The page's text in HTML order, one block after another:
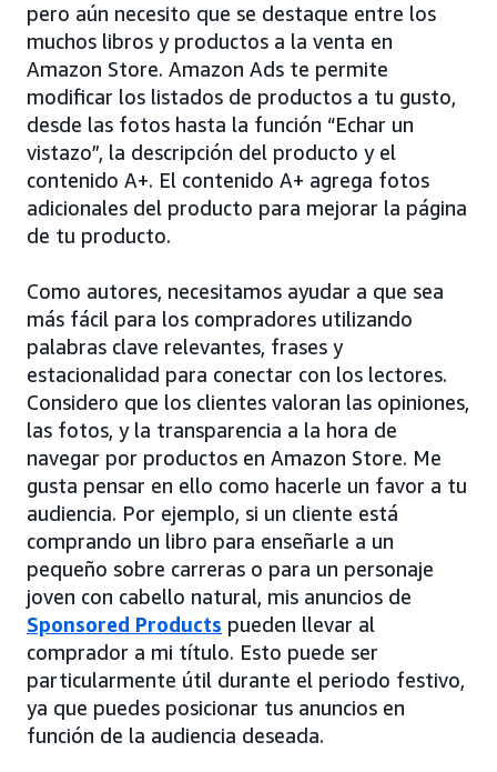
pero aún necesito que se destaque entre los
muchos libros y productos a la venta en
Amazon Store. Amazon Ads te permite
modificar los listados de productos a tu gusto,
desde las fotos hasta la función “Echar un
vistazo”, la descripción del producto y el
contenido A+. El contenido A+ agrega fotos
adicionales del producto para mejorar la página
de tu producto.
Como autores, necesitamos ayudar a que sea
más fácil para los compradores utilizando
palabras clave relevantes, frases y
estacionalidad para conectar con los lectores.
Considero que los clientes valoran las opiniones,
las fotos, y la transparencia a la hora de
navegar por productos en Amazon Store. Me
gusta pensar en ello como hacerle un favor a tu
audiencia. Por ejemplo, si un cliente está
comprando un libro para enseñarle a un
pequeño sobre carreras o para un personaje
joven con cabello natural, mis anuncios de
Sponsored Products pueden llevar al
comprador a mi título. Esto puede ser
particularmente útil durante el periodo festivo,
ya que puedes posicionar tus anuncios en
función de la audiencia deseada.